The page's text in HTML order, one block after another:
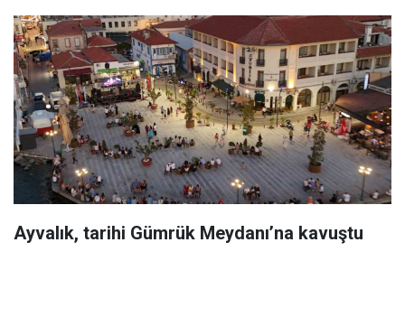
Ayvalık, tarihi Gümrük Meydanı’na kavuştu